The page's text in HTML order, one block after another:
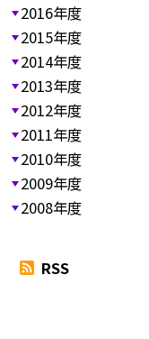
2016年度
2015年度
2014年度
2013年度
2012年度
2011年度
2010年度
2009年度
2008年度
RSS